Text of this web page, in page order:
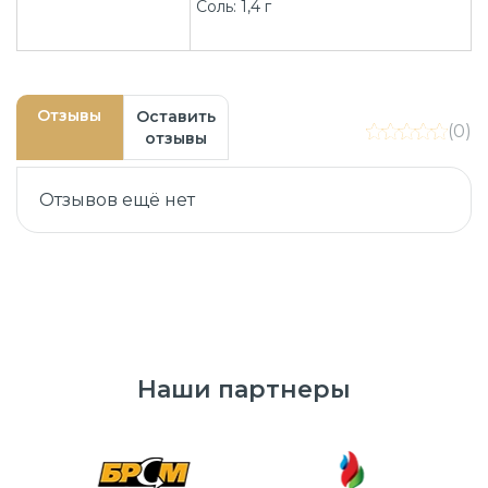
Соль: 1,4 г
Отзывы
Оставить
отзывы
(0)
Отзывов ещё нет
Наши партнеры